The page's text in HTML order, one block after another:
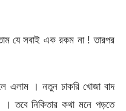
যে সবাই এক রকম না ! তারপর
এলাম । নতুন চাকরি খোজা বাদ
। তবে নিকিতার কথা মনে পড়তে